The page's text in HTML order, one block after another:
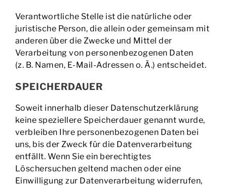
Verantwortliche Stelle ist die natürliche oder
juristische Person, die allein oder gemeinsam mit
anderen über die Zwecke und Mittel der
Verarbeitung von personenbezogenen Daten
(z. B. Namen, E-Mail-Adressen o. Ä.) entscheidet.
SPEICHERDAUER
Soweit innerhalb dieser Datenschutzerklärung
keine speziellere Speicherdauer genannt wurde,
verbleiben Ihre personenbezogenen Daten bei
uns, bis der Zweck für die Datenverarbeitung
entfällt. Wenn Sie ein berechtigtes
Löschersuchen geltend machen oder eine
Einwilligung zur Datenverarbeitung widerrufen,